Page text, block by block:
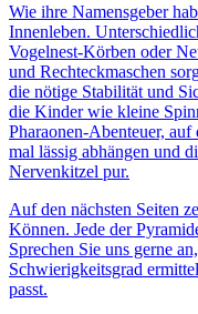
Wie ihre Namensgeber
Innenleben.
Vogelnest-Körben oder
und Rechteckmaschen
die nötige Stabilität und
die Kinder wie kleine
Pharaonen-Abenteuer, auf
mal lässig abhängen und
Nervenkitzel pur.
Auf den nächsten Seiten
Können. Jede der
Sprechen Sie uns gerne
Schwierigkeitsgrad
passt.